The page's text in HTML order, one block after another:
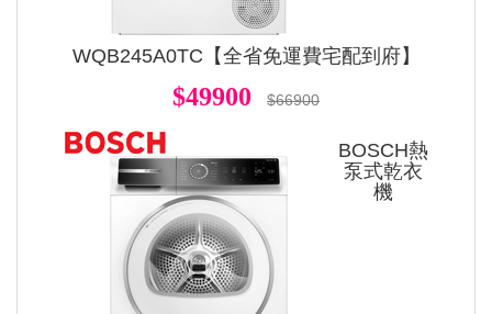
WQB245A0TC【全省免運費宅配到府】
$49900 $66900
BOSCH熱
泵式乾衣
機